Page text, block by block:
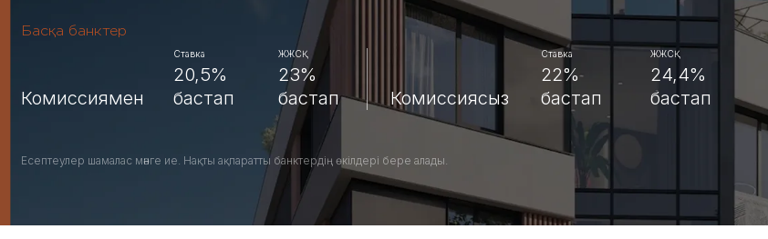
Басқа банктер
Комиссиямен
Ставка
20,5%
бастап
ЖЖСҚ
23%
бастап
Комиссиясыз
Ставка
22%
бастап
ЖЖСҚ
24,4%
бастап
Есептеулер шамалас мәнге ие. Нақты ақпаратты банктердің өкілдері бере алады.